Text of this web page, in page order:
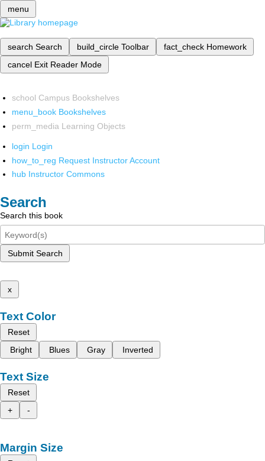
menu
search Search build_circle Toolbar fact_check Homework
cancel Exit Reader Mode
school Campus Bookshelves
menu_book Bookshelves
perm_media Learning Objects
login Login
how_to_reg Request Instructor Account
hub Instructor Commons
Search
Search this book
Submit Search
x
Text Color
Reset
Bright
Blues Gray Inverted
Text Size
Reset
+
-
Margin Size